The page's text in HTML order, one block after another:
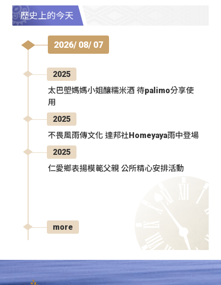
歷史上的今天
2026/ 08/ 07
2025
太巴塱媽媽小姐釀糯米酒 待palimo分享使
用
2025
不畏風雨傳文化 達邦社Homeyaya雨中登場
2025
仁愛鄉表揚模範父親 公所精心安排活動
more